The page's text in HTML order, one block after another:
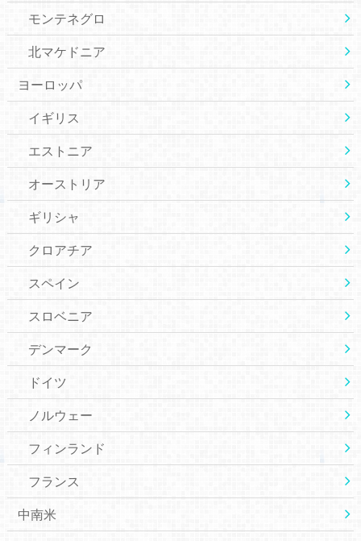
モンテネグロ
北マケドニア
ヨーロッパ
イギリス
エストニア
オーストリア
ギリシャ
クロアチア
スペイン
スロベニア
デンマーク
ドイツ
ノルウェー
フィンランド
フランス
中南米